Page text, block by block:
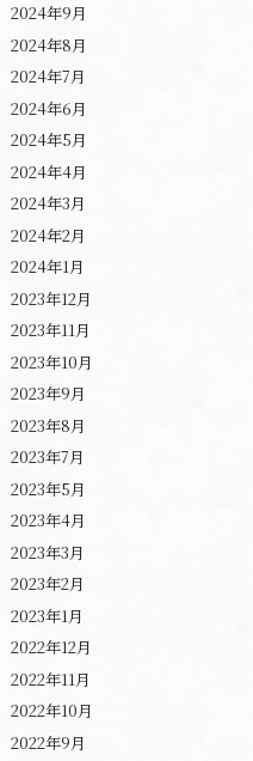
2024年9月
2024年8月
2024年7月
2024年6月
2024年5月
2024年4月
2024年3月
2024年2月
2024年1月
2023年12月
2023年11月
2023年10月
2023年9月
2023年8月
2023年7月
2023年5月
2023年4月
2023年3月
2023年2月
2023年1月
2022年12月
2022年11月
2022年10月
2022年9月